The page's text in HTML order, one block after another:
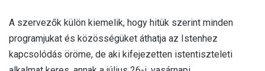
A szervezők külön kiemelik, hogy hitük szerint minden
programjukat és közösségüket áthatja az Istenhez
kapcsolódás öröme, de aki kifejezetten istentiszteleti